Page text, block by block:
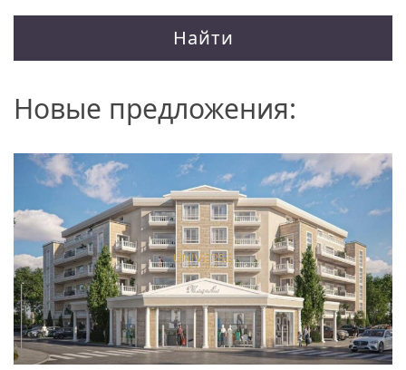
Найти
Новые предложения: